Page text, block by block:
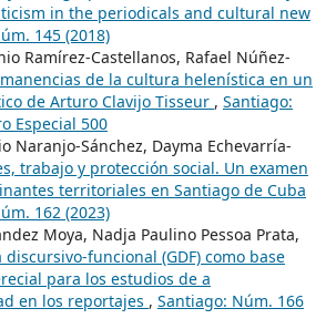
in the periodicals and cultural new
145 (2018)
Ramírez-Castellanos, Rafael Núñez-
de la cultura helenística en un
de Arturo Clavijo Tisseur , Santiago:
Especial 500
Naranjo-Sánchez, Dayma Echevarría-
trabajo y protección social. Un examen
territoriales en Santiago de Cuba
162 (2023)
Moya, Nadja Paulino Pessoa Prata,
discursivo-funcional (GDF) como base
para los estudios de a
en los reportajes , Santiago: Núm. 166